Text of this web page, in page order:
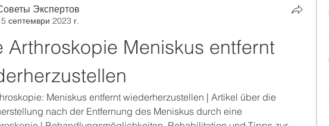
Экспертов
септември 2023 г.
Arthroskopie Meniskus entfernt
Meniskus entfernt wiederherzustellen | Artikel über die
nach der Entfernung des Meniskus durch eine